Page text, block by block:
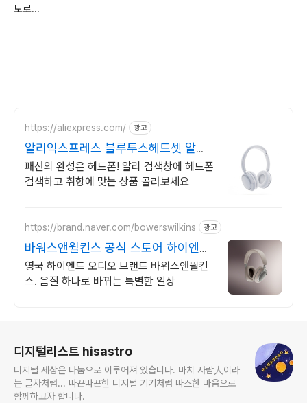
도로...
https://aliexpress.com/ 광고
알리익스프레스 블루투스헤드셋 알리
에서 찾는 헤드폰
패션의 완성은 헤드폰! 알리 검색창에 헤드폰
검색하고 취향에 맞는 상품 골라보세요
https://brand.naver.com/bowerswilkins 광고
바워스앤윌킨스 공식 스토어 하이엔드
명품 오디오
영국 하이엔드 오디오 브랜드 바워스앤윌킨
스. 음질 하나로 바뀌는 특별한 일상
디지털리스트 hisastro
디지털 세상은 나눔으로 이루어져 있습니다. 마치 사람人이라
는 글자처럼... 따끈따끈한 디지털 기기처럼 따스한 마음으로
함께하고자 합니다.